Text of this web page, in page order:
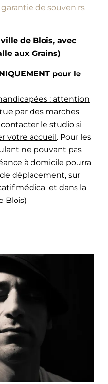
de souvenirs
de Blois, avec
aux Grains)
pour le
: attention
par des marches
le studio si
votre accueil. Pour les
ne pouvant pas
à domicile pourra
déplacement, sur
médical et dans la
Blois)